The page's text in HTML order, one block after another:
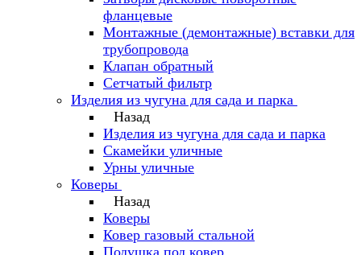
фланцевые
Монтажные (демонтажные) вставки для
трубопровода
Клапан обратный
Сетчатый фильтр
Изделия из чугуна для сада и парка
Назад
Изделия из чугуна для сада и парка
Скамейки уличные
Урны уличные
Коверы
Назад
Коверы
Ковер газовый стальной
Подушка под ковер